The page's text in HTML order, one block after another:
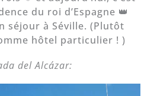
du roi d’Espagne 👑
séjour à Séville. (Plutôt
hôtel particulier ! )
del Alcázar: